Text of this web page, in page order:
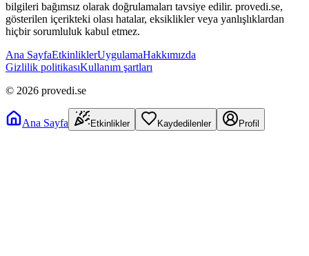
bilgileri bağımsız olarak doğrulamaları tavsiye edilir. provedi.se,
gösterilen içerikteki olası hatalar, eksiklikler veya yanlışlıklardan
hiçbir sorumluluk kabul etmez.
Ana SayfaEtkinliklerUygulamaHakkımızda
Gizlilik politikasıKullanım şartları
© 2026 provedi.se
Ana Sayfa Etkinlikler Kaydedilenler Profil